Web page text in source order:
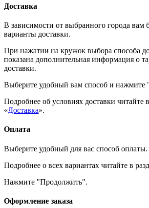
Доставка
В зависимости от выбранного города вам
варианты доставки.
При нажатии на кружок выбора способа
показана дополнительная информация о
доставки.
Выберите удобный вам способ и
Подробнее об условиях доставки читайте
«Доставка».
Оплата
Выберите удобный для вас способ оплаты.
Подробнее о всех вариантах читайте в
Нажмите "Продолжить".
Оформление заказа